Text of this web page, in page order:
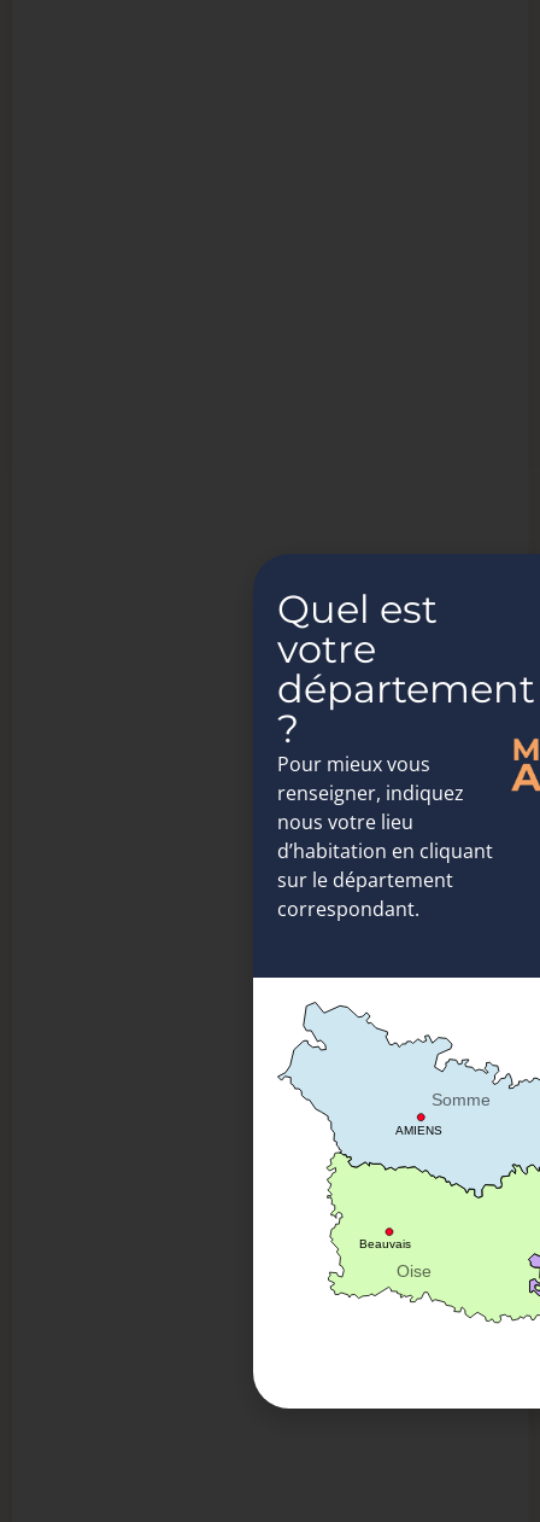
Quel est
votre
département
?
Pour mieux vous
renseigner, indiquez
nous votre lieu
d’habitation en cliquant
sur le département
correspondant.
AMIENS
Somme
Beauvais
Oise